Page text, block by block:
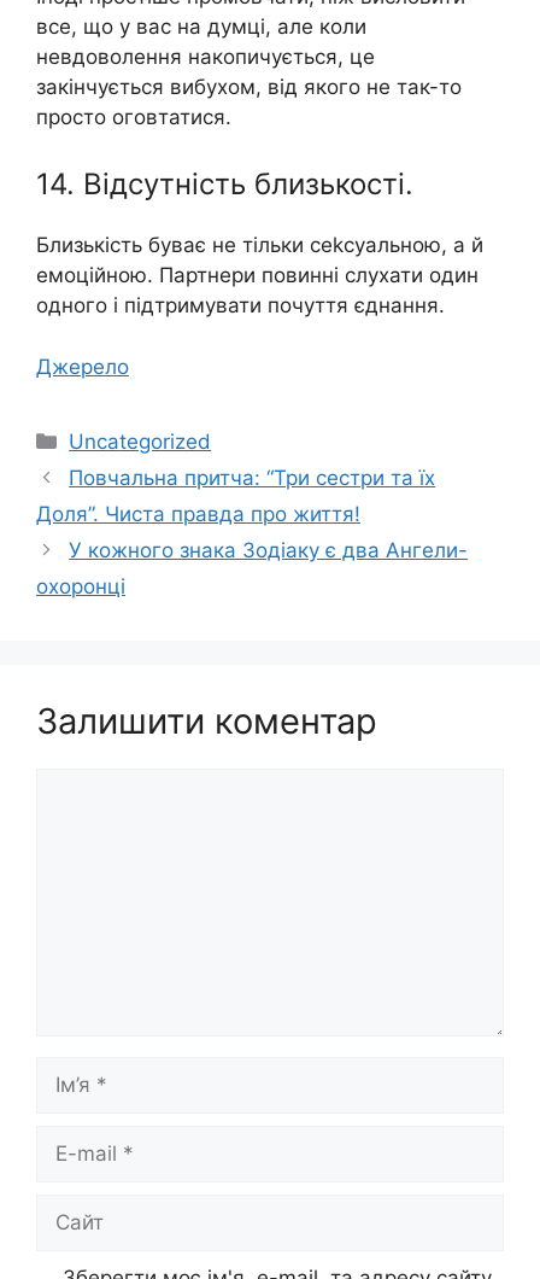
все, що у вас на думці, але коли
невдоволення накопичується, це
закінчується вибухом, від якого не так-то
просто оговтатися.
14. Відсутність близькості.
Близькість буває не тільки сеkсуальною, а й
емоційною. Партнери повинні слухати один
одного і підтримувати почуття єднання.
Джерело
Категорії
Uncategorized
Повчальна притча: “Три сестри та їх
Доля”. Чиста правда про життя!
У кожного знака Зодіаку є два Ангели-
охоронці
Залишити коментар
mail